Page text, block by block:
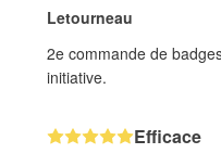
Letourneau
2e commande de
initiative.
Efficace